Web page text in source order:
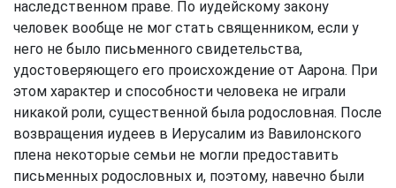
наследственном праве. По иудейскому закону
человек вообще не мог стать священником, если у
него не было письменного свидетельства,
удостоверяющего его происхождение от Аарона. При
этом характер и способности человека не играли
никакой роли, существенной была родословная. После
возвращения иудеев в Иерусалим из Вавилонского
плена некоторые семьи не могли предоставить
письменных родословных и, поэтому, навечно были